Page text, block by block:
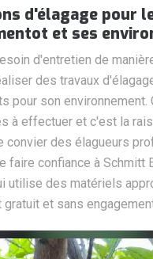
d'élagage pour
et ses
d'entretien de
des travaux
pour son
à effectuer et c'est la
convier des élagueurs
faire confiance à Schmitt
utilise des matériels
et sans